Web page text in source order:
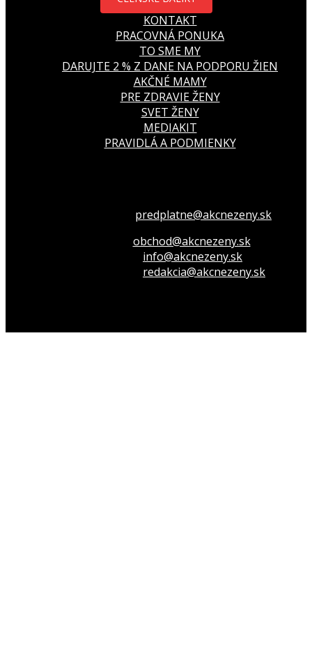
KONTAKT
PRACOVNÁ PONUKA
TO SME MY
DARUJTE 2 % Z DANE NA PODPORU ŽIEN
AKČNÉ MAMY
PRE ZDRAVIE ŽENY
SVET ŽENY
MEDIAKIT
PRAVIDLÁ A PODMIENKY
predplatne@akcnezeny.sk
obchod@akcnezeny.sk
info@akcnezeny.sk
redakcia@akcnezeny.sk